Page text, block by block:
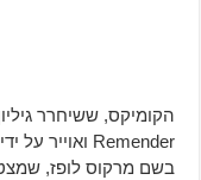
בשם מרקוס לופז,